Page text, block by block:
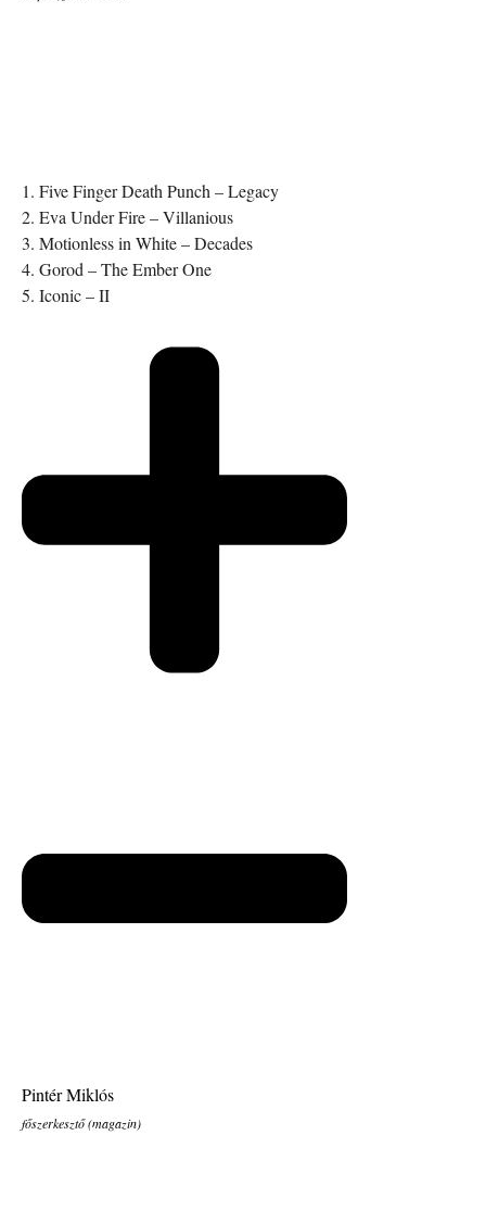
1. Five Finger Death Punch – Legacy
2. Eva Under Fire – Villanious
3. Motionless in White – Decades
4. Gorod – The Ember One
5. Iconic – II
Pintér Miklós
főszerkesztő (magazin)